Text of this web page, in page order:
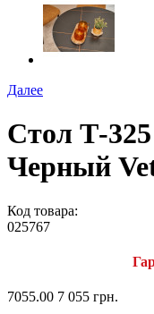
Далее
Стол Т-
Черный
Код товара:
025767
7055.00 7 055 грн.